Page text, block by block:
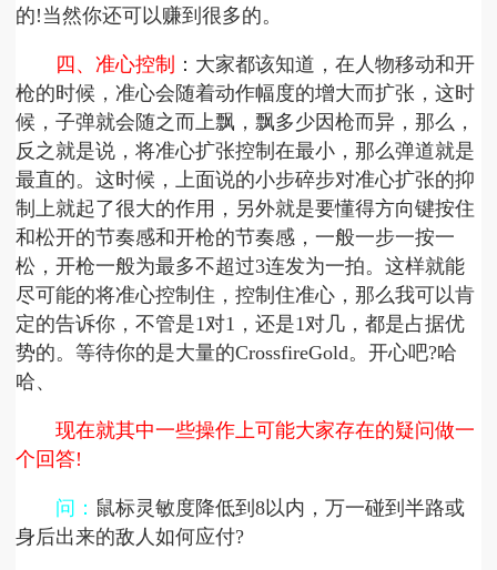
的!当然你还可以赚到很多的。
四、准心控制
：大家都该知道，在人物移动和开
枪的时候，准心会随着动作幅度的增大而扩张，这时
候，子弹就会随之而上飘，飘多少因枪而异，那么，
反之就是说，将准心扩张控制在最小，那么弹道就是
最直的。这时候，上面说的小步碎步对准心扩张的抑
制上就起了很大的作用，另外就是要懂得方向键按住
和松开的节奏感和开枪的节奏感，一般一步一按一
松，开枪一般为最多不超过3连发为一拍。这样就能
尽可能的将准心控制住，控制住准心，那么我可以肯
定的告诉你，不管是1对1，还是1对几，都是占据优
势的。等待你的是大量的CrossfireGold。开心吧?哈
哈、
现在就其中一些操作上可能大家存在的疑问做一
个回答!
问： 鼠标灵敏度降低到8以内，万一碰到半路或
身后出来的敌人如何应付?